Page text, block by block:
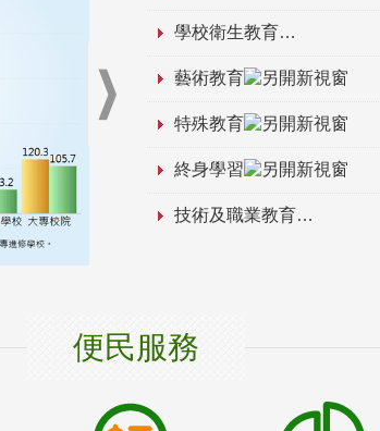
學校衛生教育
藝術教育
特殊教育
終身學習
技術及職業教育
便民服務